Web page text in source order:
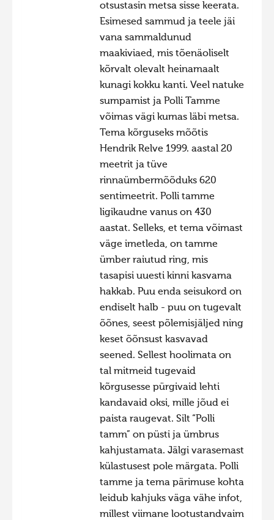
otsustasin metsa sisse keerata.
Esimesed sammud ja teele jäi
vana sammaldunud
maakiviaed, mis tõenäoliselt
kõrvalt olevalt heinamaalt
kunagi kokku kanti. Veel natuke
sumpamist ja Polli Tamme
võimas vägi kumas läbi metsa.
Tema kõrguseks mõõtis
Hendrik Relve 1999. aastal 20
meetrit ja tüve
rinnaümbermõõduks 620
sentimeetrit. Polli tamme
ligikaudne vanus on 430
aastat. Selleks, et tema võimast
väge imetleda, on tamme
ümber raiutud ring, mis
tasapisi uuesti kinni kasvama
hakkab. Puu enda seisukord on
endiselt halb - puu on tugevalt
õõnes, seest põlemisjäljed ning
keset õõnsust kasvavad
seened. Sellest hoolimata on
tal mitmeid tugevaid
kõrgusesse pürgivaid lehti
kandavaid oksi, mille jõud ei
paista raugevat. Silt “Polli
tamm” on püsti ja ümbrus
kahjustamata. Jälgi varasemast
külastusest pole märgata. Polli
tamme ja tema pärimuse kohta
leidub kahjuks väga vähe infot,
millest viimane lootustandvaim